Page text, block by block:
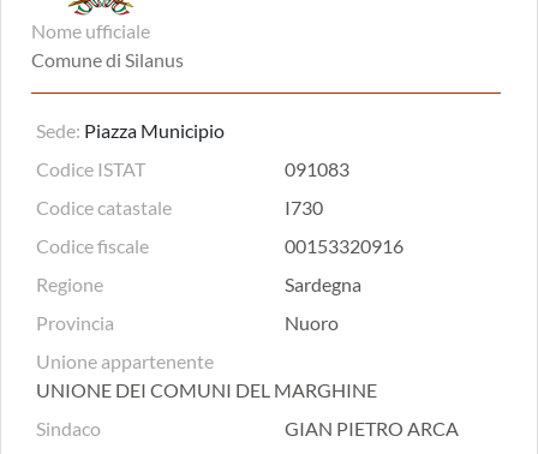
Nome ufficiale
Comune di Silanus
Sede: Piazza Municipio
Codice ISTAT
091083
Codice catastale
I730
Codice fiscale
00153320916
Regione
Sardegna
Provincia
Nuoro
Unione appartenente
UNIONE DEI COMUNI DEL MARGHINE
Sindaco
GIAN PIETRO ARCA